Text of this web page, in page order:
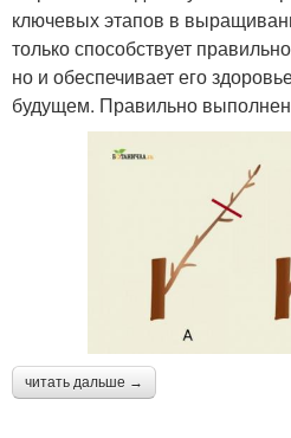
ключевых этапов в
только способствует
но и обеспечивает его
будущем. Правильно
читать дальше →